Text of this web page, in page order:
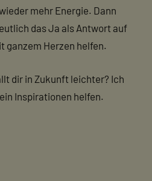
mehr Energie. Dann
das Ja als Antwort auf
ganzem Herzen helfen.
dir in Zukunft leichter? Ich
Inspirationen helfen.